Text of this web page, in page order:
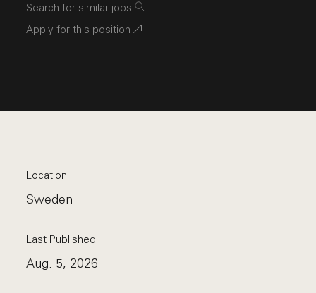
Search for similar jobs
Apply for this position
Location
Sweden
Last Published
Aug. 5, 2026